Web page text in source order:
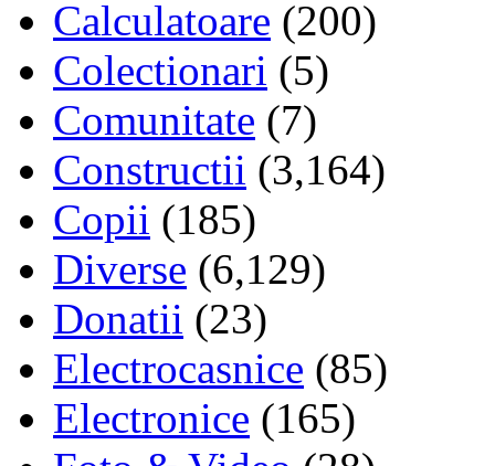
Calculatoare (200)
Colectionari (5)
Comunitate (7)
Constructii (3,164)
Copii (185)
Diverse (6,129)
Donatii (23)
Electrocasnice (85)
Electronice (165)